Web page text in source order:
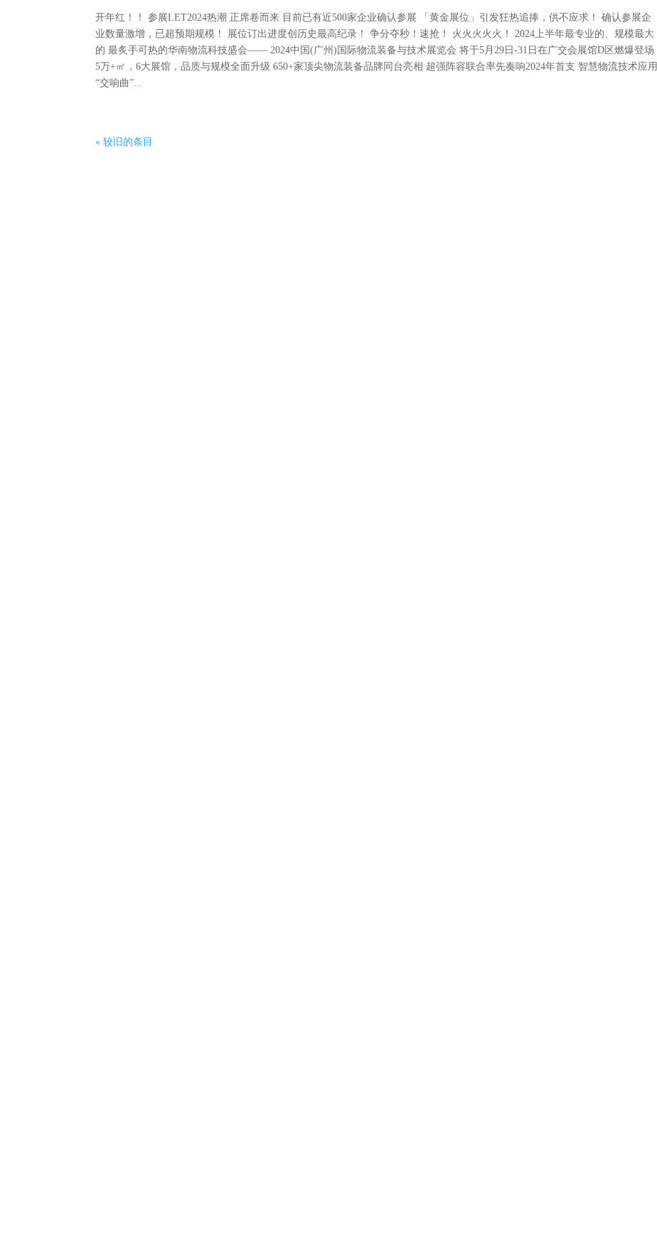
开年红！！ 参展LET2024热潮 正席卷而来 目前已有近500家企业确认参展 「黄金展位」引发狂热追捧，供不应求！ 确认参展企
业数量激增，已超预期规模！ 展位订出进度创历史最高纪录！ 争分夺秒！速抢！ 火火火火火！ 2024上半年最专业的、规模最大
的 最炙手可热的华南物流科技盛会—— 2024中国(广州)国际物流装备与技术展览会 将于5月29日-31日在广交会展馆D区燃爆登场
5万+㎡，6大展馆，品质与规模全面升级 650+家顶尖物流装备品牌同台亮相 超强阵容联合率先奏响2024年首支 智慧物流技术应用
“交响曲”...
« 较旧的条目